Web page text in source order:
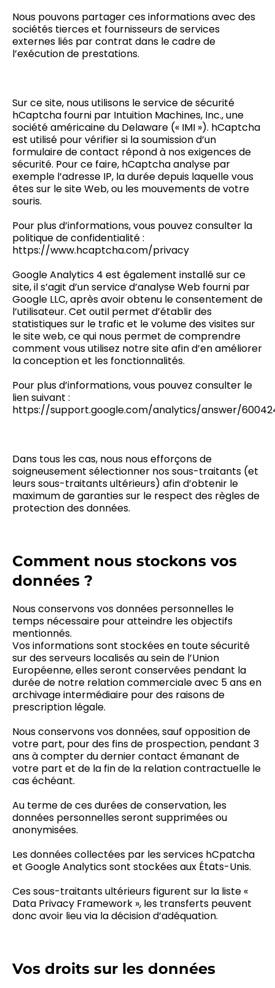
Nous pouvons partager ces informations avec des
sociétés tierces et fournisseurs de services
externes liés par contrat dans le cadre de
l’exécution de prestations.
Sur ce site, nous utilisons le service de sécurité
hCaptcha fourni par Intuition Machines, Inc., une
société américaine du Delaware (« IMI »). hCaptcha
est utilisé pour vérifier si la soumission d’un
formulaire de contact répond à nos exigences de
sécurité. Pour ce faire, hCaptcha analyse par
exemple l’adresse IP, la durée depuis laquelle vous
êtes sur le site Web, ou les mouvements de votre
souris.
Pour plus d’informations, vous pouvez consulter la
politique de confidentialité :
https://www.hcaptcha.com/privacy
Google Analytics 4 est également installé sur ce
site, il s’agit d’un service d’analyse Web fourni par
Google LLC, après avoir obtenu le consentement de
l’utilisateur. Cet outil permet d’établir des
statistiques sur le trafic et le volume des visites sur
le site web, ce qui nous permet de comprendre
comment vous utilisez notre site afin d’en améliorer
la conception et les fonctionnalités.
Pour plus d’informations, vous pouvez consulter le
lien suivant :
https://support.google.com/analytics/answer/
Dans tous les cas, nous nous efforçons de
soigneusement sélectionner nos sous-traitants (et
leurs sous-traitants ultérieurs) afin d’obtenir le
maximum de garanties sur le respect des règles de
protection des données.
Comment nous stockons vos
données ?
Nous conservons vos données personnelles le
temps nécessaire pour atteindre les objectifs
mentionnés.
Vos informations sont stockées en toute sécurité
sur des serveurs localisés au sein de l’Union
Européenne, elles seront conservées pendant la
durée de notre relation commerciale avec 5 ans en
archivage intermédiaire pour des raisons de
prescription légale.
Nous conservons vos données, sauf opposition de
votre part, pour des fins de prospection, pendant 3
ans à compter du dernier contact émanant de
votre part et de la fin de la relation contractuelle le
cas échéant.
Au terme de ces durées de conservation, les
données personnelles seront supprimées ou
anonymisées.
Les données collectées par les services hCpatcha
et Google Analytics sont stockées aux États-Unis.
Ces sous-traitants ultérieurs figurent sur la liste «
Data Privacy Framework », les transferts peuvent
donc avoir lieu via la décision d’adéquation.
Vos droits sur les données